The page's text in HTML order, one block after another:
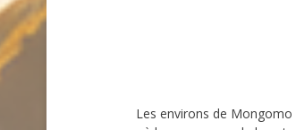
Les environs de